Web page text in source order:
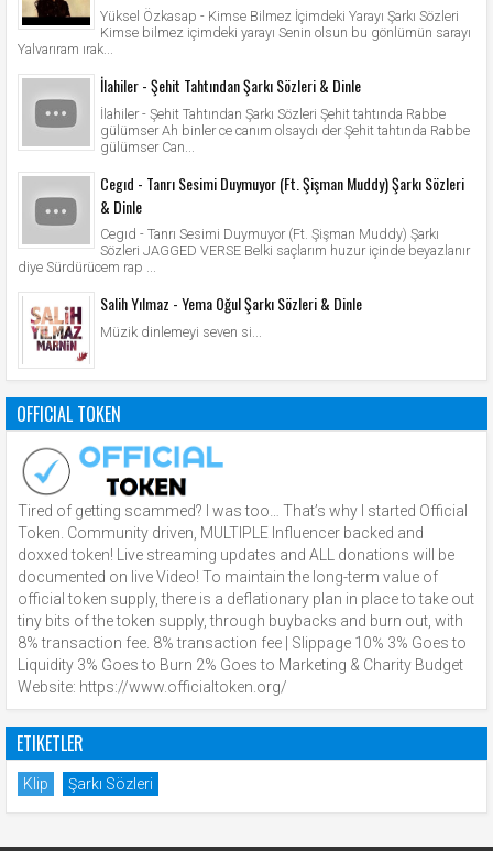
Yüksel Özkasap - Kimse Bilmez İçimdeki Yarayı Şarkı Sözleri
Kimse bilmez içimdeki yarayı Senin olsun bu gönlümün sarayı
Yalvarıram ırak...
İlahiler - Şehit Tahtından Şarkı Sözleri & Dinle
İlahiler - Şehit Tahtından Şarkı Sözleri Şehit tahtında Rabbe
gülümser Ah binler ce canım olsaydı der Şehit tahtında Rabbe
gülümser Can...
Cegıd - Tanrı Sesimi Duymuyor (Ft. Şişman Muddy) Şarkı Sözleri
& Dinle
Cegıd - Tanrı Sesimi Duymuyor (Ft. Şişman Muddy) Şarkı
Sözleri JAGGED VERSE Belki saçlarım huzur içinde beyazlanır
diye Sürdürücem rap ...
Salih Yılmaz - Yema Oğul Şarkı Sözleri & Dinle
Müzik dinlemeyi seven si...
OFFICIAL TOKEN
Tired of getting scammed? I was too… That’s why I started Official
Token. Community driven, MULTIPLE Influencer backed and
doxxed token! Live streaming updates and ALL donations will be
documented on live Video! To maintain the long-term value of
official token supply, there is a deflationary plan in place to take out
tiny bits of the token supply, through buybacks and burn out, with
8% transaction fee. 8% transaction fee | Slippage 10% 3% Goes to
Liquidity 3% Goes to Burn 2% Goes to Marketing & Charity Budget
Website: https://www.officialtoken.org/
ETIKETLER
Klip Şarkı Sözleri